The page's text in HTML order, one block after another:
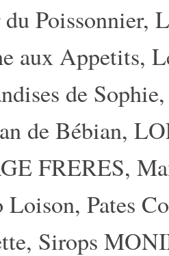
Poissonnier,
aux Appetits,
de Sophie
de Bébian,
FRERES,
Loison, Pates
, Sirops